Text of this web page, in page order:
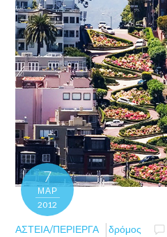
7
ΜΑΡ
2012
ΑΣΤΕΊΑ/ΠΕΡΊΕΡΓΑ δρόμος